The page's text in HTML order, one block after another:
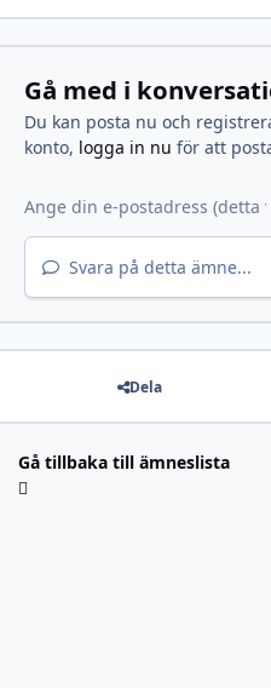
Gå med i
Du kan posta nu och
konto, logga in nu för att
Svara på detta ämne...
Dela
Gå tillbaka till ämneslista